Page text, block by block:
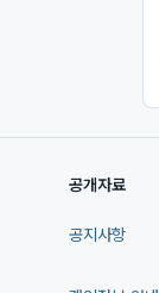
공개자료
공지사항